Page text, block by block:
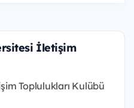
İletişim
Toplulukları Kulübü